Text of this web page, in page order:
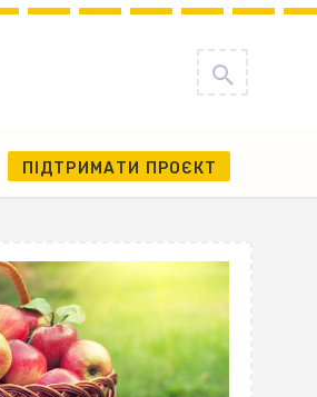
ПІДТРИМАТИ ПРОЄКТ